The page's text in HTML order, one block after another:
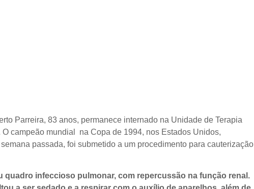
Parreira, 83 anos, permanece internado na Unidade de Terapia
campeão mundial na Copa de 1994, nos Estados Unidos,
passada, foi submetido a um procedimento para cauterização
quadro infeccioso pulmonar, com repercussão na função renal.